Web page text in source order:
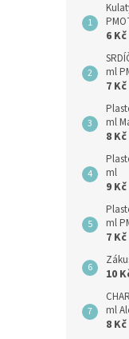
6 Kč
ml
7 Kč
ml
8 Kč
ml
9 Kč
ml
7 Kč
10
ml
8 Kč